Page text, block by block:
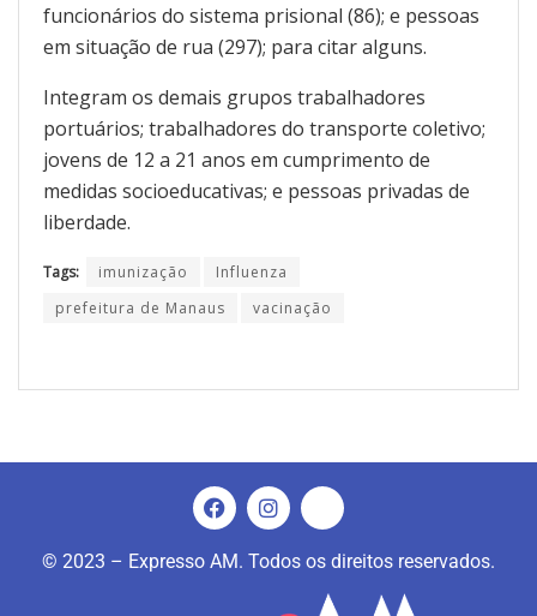
funcionários do sistema prisional (86); e pessoas
em situação de rua (297); para citar alguns.
Integram os demais grupos trabalhadores
portuários; trabalhadores do transporte coletivo;
jovens de 12 a 21 anos em cumprimento de
medidas socioeducativas; e pessoas privadas de
liberdade.
Tags: imunização
Influenza
prefeitura de Manaus
vacinação
© 2023 – Expresso AM. Todos os direitos reservados.